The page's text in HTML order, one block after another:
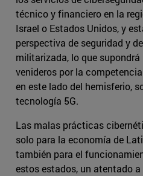
técnico y financiero en la
Israel o Estados Unidos, y
perspectiva de seguridad y
militarizada, lo que
venideros por la
en este lado del hemisferio,
tecnología 5G.
Las malas prácticas
solo para la economía de
también para el
estos estados, un atentado